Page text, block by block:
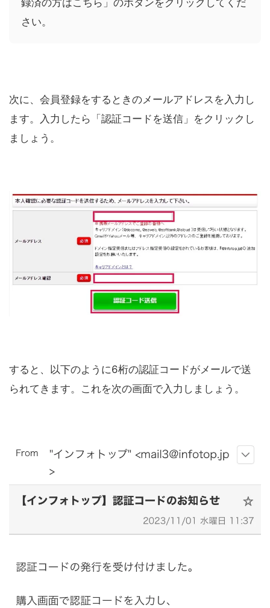
録済の方はこちら」のボタンをクリックしてくだ
さい。
次に、会員登録をするときのメールアドレスを入力し
ます。入力したら「認証コードを送信」をクリックし
ましょう。
すると、以下のように6桁の認証コードがメールで送
られてきます。これを次の画面で入力しましょう。